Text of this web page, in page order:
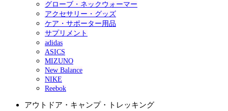
グローブ・ネックウォーマー
アクセサリー・グッズ
ケア・サポーター用品
サプリメント
adidas
ASICS
MIZUNO
New Balance
NIKE
Reebok
アウトドア・キャンプ・トレッキング